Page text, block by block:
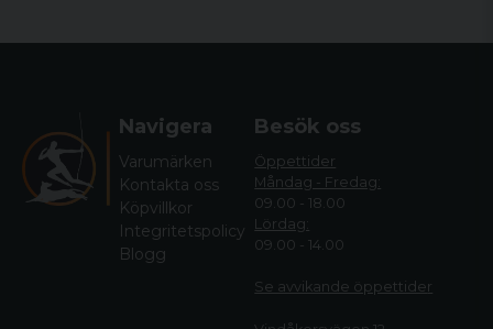
Navigera
Varumärken
Kontakta oss
Köpvillkor
Integritetspolicy
Blogg
Besök oss
Öppettider
Måndag - Fredag:
09.00 - 18.00
Lördag:
09.00 - 14.00
Se avvikande öppettider